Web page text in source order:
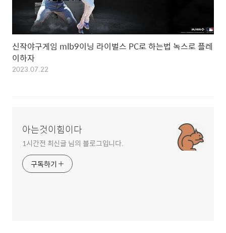
신작야구게임 mlb9이닝 라이벌스 PC로 하는법 녹스로 플레
이하자
2023.07.22
아는것이힘이다
1시간전 최신글 님의 블로그입니다.
구독하기